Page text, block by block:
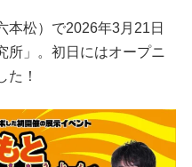
本松）で2026年3月21日
所」。初日にはオープニ
た！